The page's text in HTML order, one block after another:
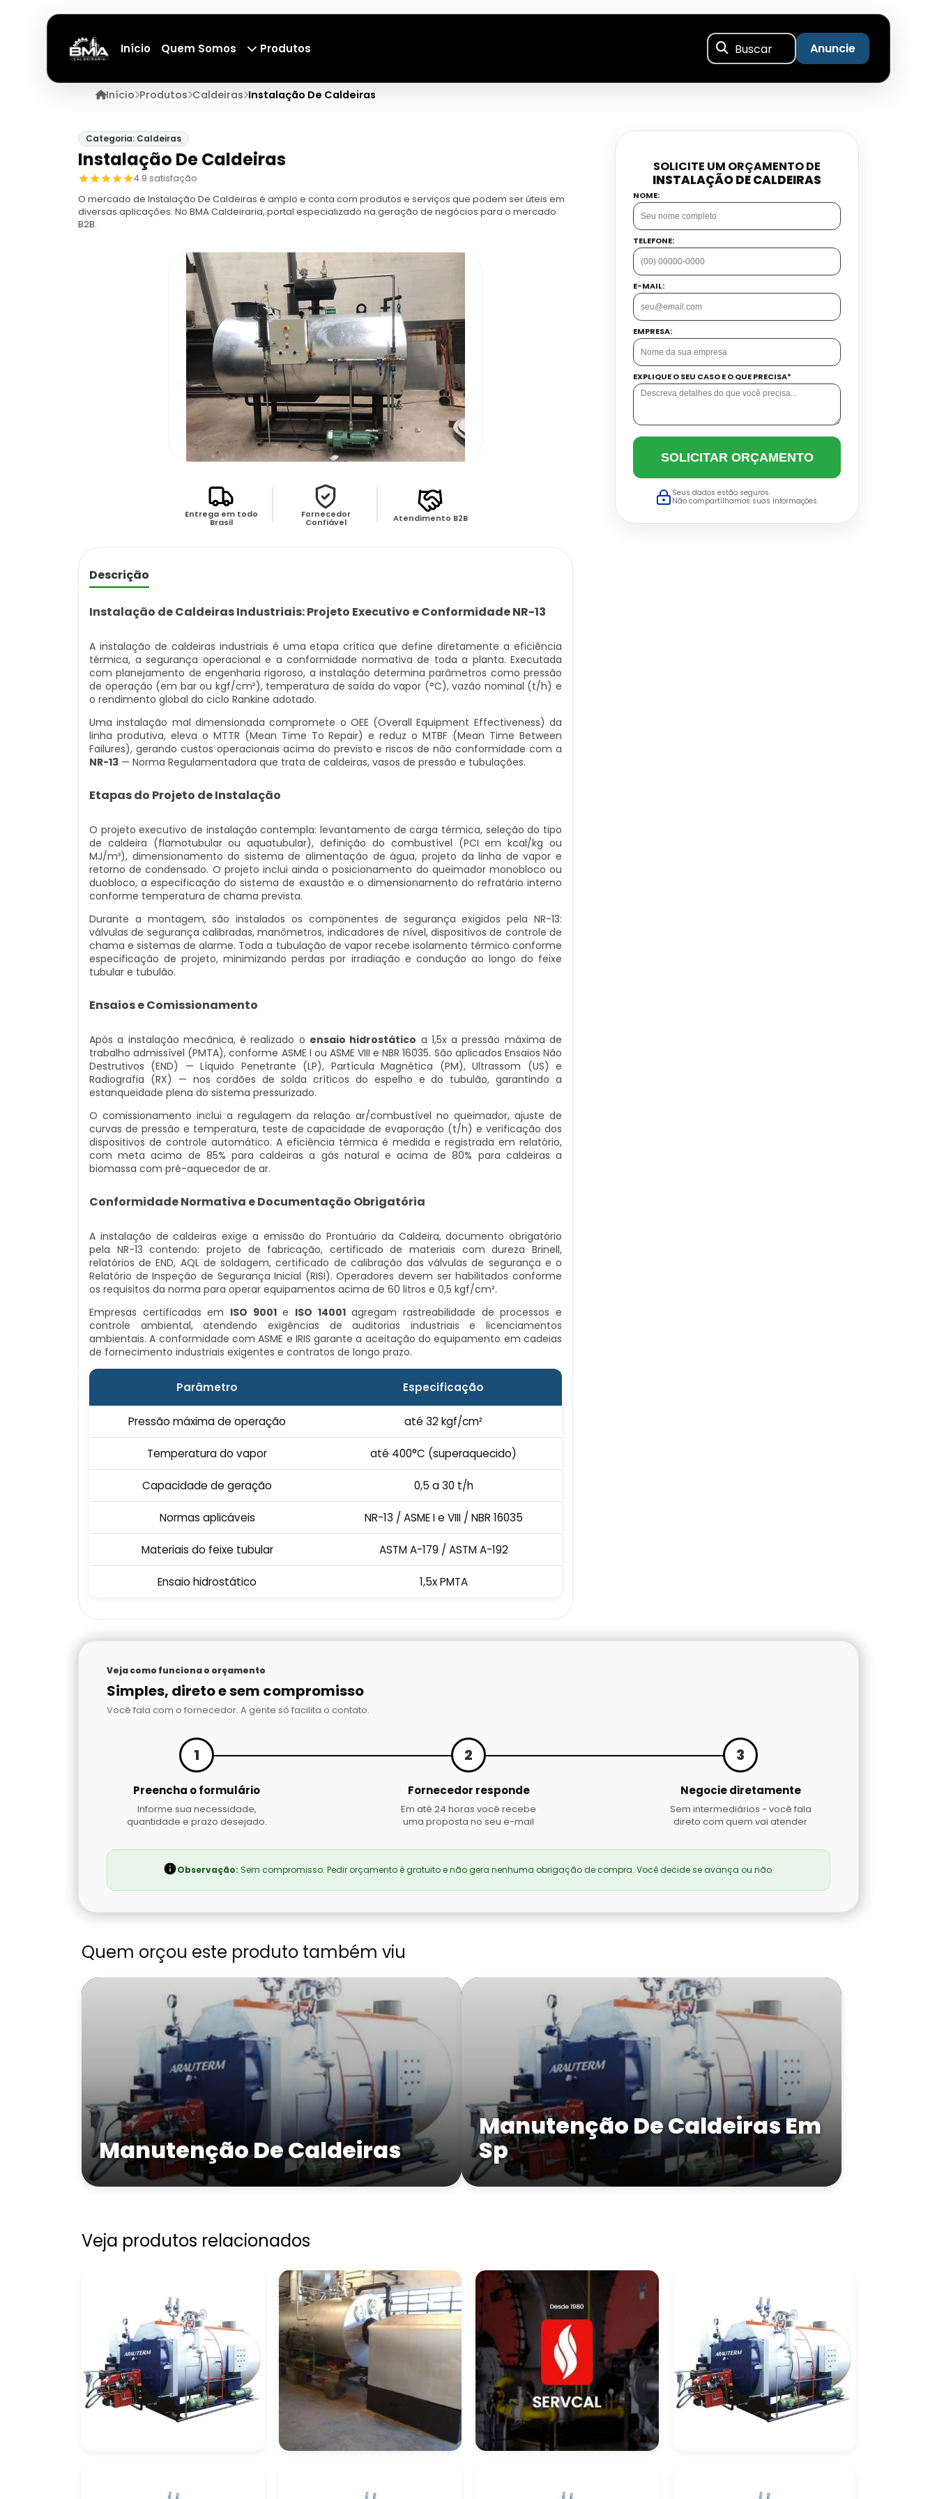
Início Quem Somos Produtos Buscar Anuncie
Início Produtos Caldeiras Instalação De Caldeiras
Categoria: Caldeiras
Instalação De Caldeiras
4.9 satisfação
O mercado de Instalação De Caldeiras é amplo e conta com produtos e serviços que podem ser úteis em
diversas aplicações. No BMA Caldeiraria, portal especializado na geração de negócios para o mercado
B2B.
Entrega em todo
Brasil
Fornecedor
Confiável Atendimento B2B
Descrição
Instalação de Caldeiras Industriais: Projeto Executivo e Conformidade NR-13
A instalação de caldeiras industriais é uma etapa crítica que define diretamente a eficiência
térmica, a segurança operacional e a conformidade normativa de toda a planta. Executada
com planejamento de engenharia rigoroso, a instalação determina parâmetros como pressão
de operação (em bar ou kgf/cm²), temperatura de saída do vapor (°C), vazão nominal (t/h) e
o rendimento global do ciclo Rankine adotado.
Uma instalação mal dimensionada compromete o OEE (Overall Equipment Effectiveness) da
linha produtiva, eleva o MTTR (Mean Time To Repair) e reduz o MTBF (Mean Time Between
Failures), gerando custos operacionais acima do previsto e riscos de não conformidade com a
NR-13 — Norma Regulamentadora que trata de caldeiras, vasos de pressão e tubulações.
Etapas do Projeto de Instalação
O projeto executivo de instalação contempla: levantamento de carga térmica, seleção do tipo
de caldeira (flamotubular ou aquatubular), definição do combustível (PCI em kcal/kg ou
MJ/m³), dimensionamento do sistema de alimentação de água, projeto da linha de vapor e
retorno de condensado. O projeto inclui ainda o posicionamento do queimador monobloco ou
duobloco, a especificação do sistema de exaustão e o dimensionamento do refratário interno
conforme temperatura de chama prevista.
Durante a montagem, são instalados os componentes de segurança exigidos pela NR-13:
válvulas de segurança calibradas, manômetros, indicadores de nível, dispositivos de controle de
chama e sistemas de alarme. Toda a tubulação de vapor recebe isolamento térmico conforme
especificação de projeto, minimizando perdas por irradiação e condução ao longo do feixe
tubular e tubulão.
Ensaios e Comissionamento
Após a instalação mecânica, é realizado o ensaio hidrostático a 1,5x a pressão máxima de
trabalho admissível (PMTA), conforme ASME I ou ASME VIII e NBR 16035. São aplicados Ensaios Não
Destrutivos (END) — Líquido Penetrante (LP), Partícula Magnética (PM), Ultrassom (US) e
Radiografia (RX) — nos cordões de solda críticos do espelho e do tubulão, garantindo a
estanqueidade plena do sistema pressurizado.
O comissionamento inclui a regulagem da relação ar/combustível no queimador, ajuste de
curvas de pressão e temperatura, teste de capacidade de evaporação (t/h) e verificação dos
dispositivos de controle automático. A eficiência térmica é medida e registrada em relatório,
com meta acima de 85% para caldeiras a gás natural e acima de 80% para caldeiras a
biomassa com pré-aquecedor de ar.
Conformidade Normativa e Documentação Obrigatória
A instalação de caldeiras exige a emissão do Prontuário da Caldeira, documento obrigatório
pela NR-13 contendo: projeto de fabricação, certificado de materiais com dureza Brinell,
relatórios de END, AQL de soldagem, certificado de calibração das válvulas de segurança e o
Relatório de Inspeção de Segurança Inicial (RISI). Operadores devem ser habilitados conforme
os requisitos da norma para operar equipamentos acima de 60 litros e 0,5 kgf/cm².
Empresas certificadas em ISO 9001e ISO 14001agregam rastreabilidade de processos e
controle ambiental, atendendo exigências de auditorias industriais e licenciamentos
ambientais. A conformidade com ASME e IRIS garante a aceitação do equipamento em cadeias
de fornecimento industriais exigentes e contratos de longo prazo.
Parâmetro Especificação
Pressão máxima de operação até 32 kgf/cm²
Temperatura do vapor até 400°C (superaquecido)
Capacidade de geração 0,5 a 30 t/h
Normas aplicáveis NR-13 / ASME I e VIII / NBR 16035
Materiais do feixe tubular ASTM A-179 / ASTM A-192
Ensaio hidrostático 1,5x PMTA
SOLICITE UM ORÇAMENTO DE
INSTALAÇÃO DE CALDEIRAS
NOME:
TELEFONE:
E-MAIL:
EMPRESA:
EXPLIQUE O SEU CASO E O QUE PRECISA*
SOLICITAR ORÇAMENTO
Seus dados estão seguros.
Não compartilhamos suas informações.
Veja como funciona o orçamento
Simples, direto e sem compromisso
Você fala com o fornecedor. A gente só facilita o contato.
1
Preencha o formulário
Informe sua necessidade,
quantidade e prazo desejado.
2
Fornecedor responde
Em até 24 horas você recebe
uma proposta no seu e-mail
3
Negocie diretamente
Sem intermediários - você fala
direto com quem vai atender
Observação: Sem compromisso. Pedir orçamento é gratuito e não gera nenhuma obrigação de compra. Você decide se avança ou não.
Quem orçou este produto também viu
Manutenção De Caldeiras
Manutenção De Caldeiras Em
Sp
Veja produtos relacionados
Montagem De
Montagem De
Montagem De
Montagem De